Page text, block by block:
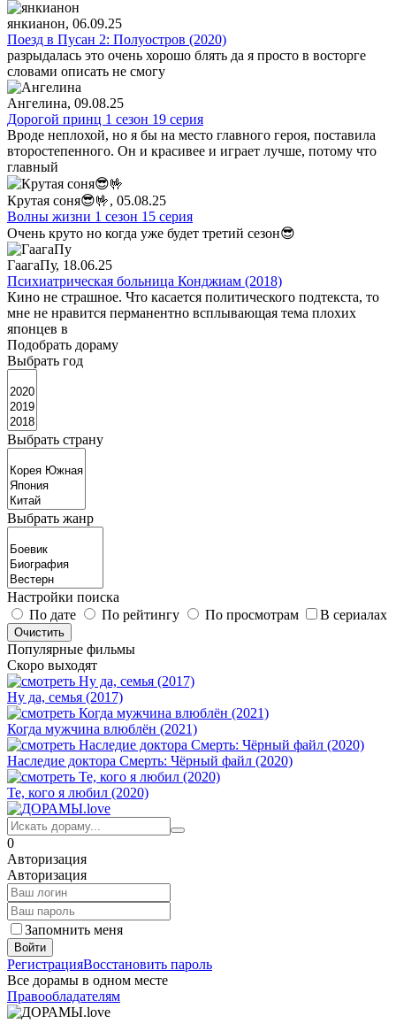
янкианон, 06.09.25
Поезд в Пусан 2: Полуостров (2020)
разрыдалась это очень хорошо блять да я просто в восторге
словами описать не смогу
Ангелина, 09.08.25
Дорогой принц 1 сезон 19 серия
Вроде неплохой, но я бы на место главного героя, поставила
второстепенного. Он и красивее и играет лучше, потому что
главный
Крутая соня😎🤟, 05.08.25
Волны жизни 1 сезон 15 серия
Очень круто но когда уже будет третий сезон😎
ГаагаПу, 18.06.25
Психиатрическая больница Конджиам (2018)
Кино не страшное. Что касается политического подтекста, то
мне не нравится перманентно всплывающая тема плохих
японцев в
Подобрать дораму
Выбрать год
Выбрать страну
Выбрать жанр
Настройки поиска
По дате
По рейтингу По просмотрам В сериалах
Популярные фильмы
Скоро выходят
Ну да, семья (2017)
Когда мужчина влюблён (2021)
Наследие доктора Смерть: Чёрный файл (2020)
Те, кого я любил (2020)
0
Авторизация
Авторизация
Запомнить меня
Войти
РегистрацияВосстановить пароль
Все дорамы в одном месте
Правообладателям